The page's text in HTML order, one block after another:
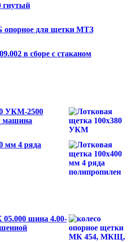
гнутый
для щетки МТЗ
в сборе с стаканом
УКМ-2500
машина
мм 4 ряда
05.000 шина 4.00-